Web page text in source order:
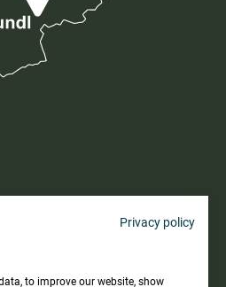
Privacy policy
to improve our website, show